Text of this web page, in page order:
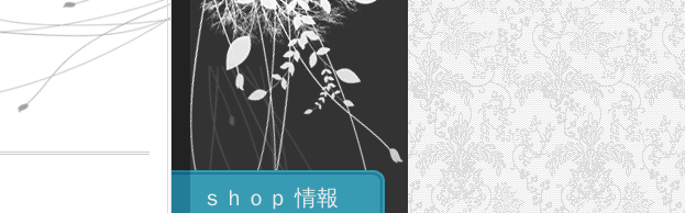
ｓｈｏｐ 情報